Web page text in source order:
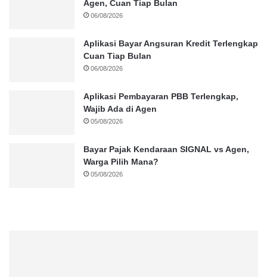
Agen, Cuan Tiap Bulan
06/08/2026
Aplikasi Bayar Angsuran Kredit Terlengkap
Cuan Tiap Bulan
06/08/2026
Aplikasi Pembayaran PBB Terlengkap,
Wajib Ada di Agen
05/08/2026
Bayar Pajak Kendaraan SIGNAL vs Agen,
Warga Pilih Mana?
05/08/2026